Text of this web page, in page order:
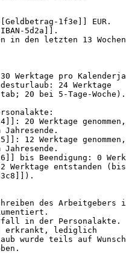
1f3e]] EUR.
5d2a]].
in den letzten 13
Werktage pro
24 Werktage
20 bei 5-Tage-Woche).
20 Werktage genommen,
Jahresende.
12 Werktage genommen,
Jahresende.
bis Beendigung: 0
Werktage entstanden (bis
des Arbeitgebers
in der Personalakte.
erkrankt, lediglich
wurde teils auf